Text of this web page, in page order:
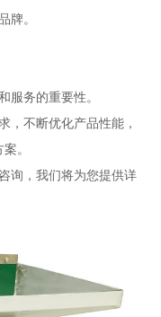
牌。
服务的重要性。
，不断优化产品性能，
。
询，我们将为您提供详